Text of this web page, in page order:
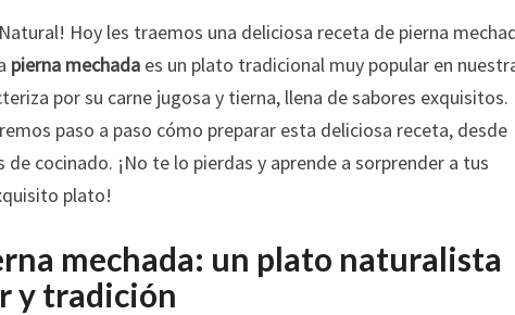
SORPRENDER
LA
COCINA
Hoy les traemos una deliciosa receta de pierna
pierna mechada es un plato tradicional muy popular en
por su carne jugosa y tierna, llena de sabores exquisitos.
paso a paso cómo preparar esta deliciosa receta, desde
cocinado. ¡No te lo pierdas y aprende a sorprender a tus
plato!
mechada: un plato naturalista
y tradición